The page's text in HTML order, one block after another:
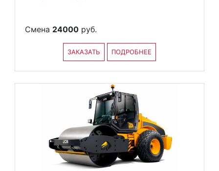
Смена 24000 руб.
ЗАКАЗАТЬ ПОДРОБНЕЕ